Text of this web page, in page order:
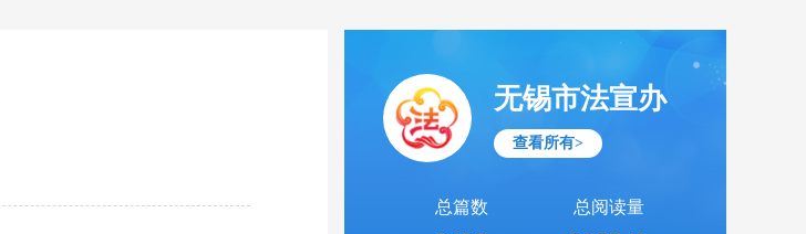
无锡市法宣办
查看所有>
总篇数 总阅读量